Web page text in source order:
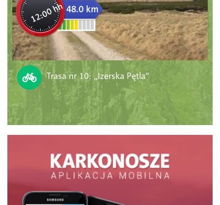
12:00 hh48.0 km
Trasa nr 10: „Izerska Pętla”